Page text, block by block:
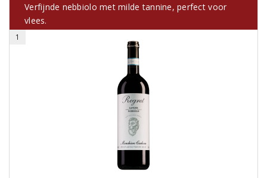
Verfijnde nebbiolo met milde tannine, perfect voor
vlees.
1